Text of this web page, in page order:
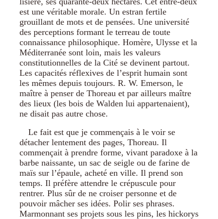
est une véritable morale. Un estran fertile
grouillant de mots et de pensées. Une université
des perceptions formant le terreau de toute
connaissance philosophique. Homère, Ulysse et la
Méditerranée sont loin, mais les valeurs
constitutionnelles de la Cité se devinent partout.
Les capacités réflexives de l’esprit humain sont
les mêmes depuis toujours. R. W. Emerson, le
maître à penser de Thoreau et par ailleurs maître
des lieux (les bois de Walden lui appartenaient),
ne disait pas autre chose.
Le fait est que je commençais à le voir se
détacher lentement des pages, Thoreau. Il
commençait à prendre forme, vivant paradoxe à la
barbe naissante, un sac de seigle ou de farine de
maïs sur l’épaule, acheté en ville. Il prend son
temps. Il préfère attendre le crépuscule pour
rentrer. Plus sûr de ne croiser personne et de
pouvoir mâcher ses idées. Polir ses phrases.
Marmonnant ses projets sous les pins, les hickorys